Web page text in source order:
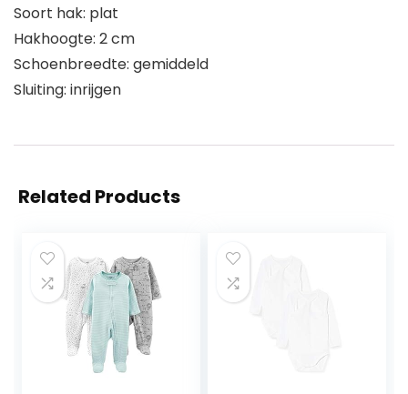
Soort hak: plat
Hakhoogte: 2 cm
Schoenbreedte: gemiddeld
Sluiting: inrijgen
Related Products